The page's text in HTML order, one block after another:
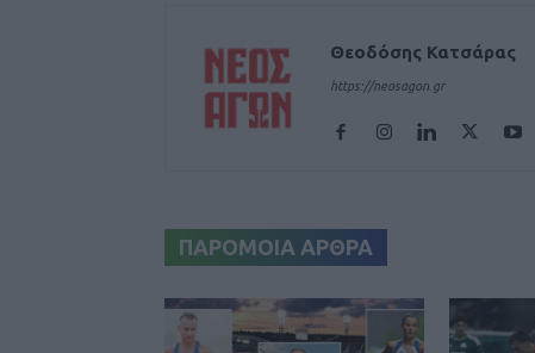
Θεοδόσης Κατσάρας
https://neosagon.gr
ΠΑΡΟΜΟΙΑ ΑΡΘΡΑ